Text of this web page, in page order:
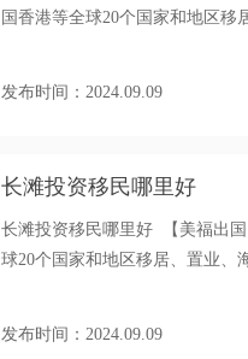
国香港等全球20个国家和地区移
发布时间：2024.09.09
长滩投资移民哪里好
长滩投资移民哪里好 【美福出
球20个国家和地区移居、置业、
发布时间：2024.09.09